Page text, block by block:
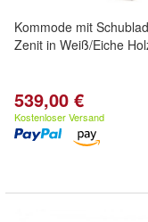
Kommode mit
Zenit in Weiß/Eiche
539,00 €
Kostenloser Versand